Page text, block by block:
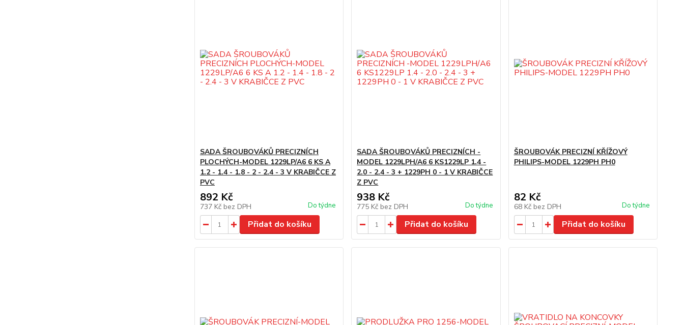
SADA ŠROUBOVÁKŮ PRECIZNÍCH
PLOCHÝCH-MODEL 1229LP/A6 6 KS A
1.2 - 1.4 - 1.8 - 2 - 2.4 - 3 V KRABIČCE Z
PVC
892 Kč
737 Kč bez DPH Do týdne
Přidat do košíku
SADA ŠROUBOVÁKŮ PRECIZNÍCH -
MODEL 1229LPH/A6 6 KS1229LP 1.4 -
2.0 - 2.4 - 3 + 1229PH 0 - 1 V KRABIČCE
Z PVC
938 Kč
775 Kč bez DPH Do týdne
Přidat do košíku
ŠROUBOVÁK PRECIZNÍ KŘÍŽOVÝ
PHILIPS-MODEL 1229PH PH0
82 Kč
68 Kč bez DPH Do týdne
Přidat do košíku